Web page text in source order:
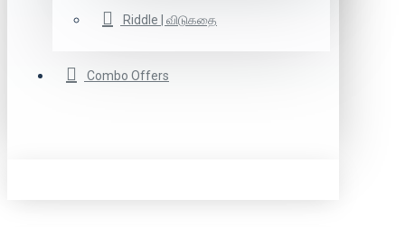
Riddle | விடுகதை
Combo Offers